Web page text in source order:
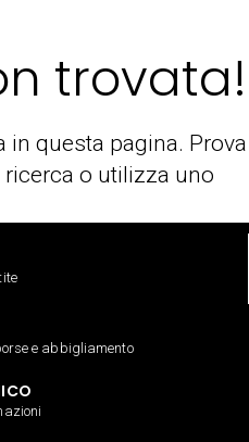
trovata!
in questa pagina. Prova
o utilizza uno
e abbigliamento